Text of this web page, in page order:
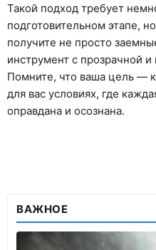
Такой подход требует
подготовительном этапе,
получите не просто
инструмент с прозрачной
Помните, что ваша цель —
для вас условиях, где
оправдана и осознана.
ВАЖНОЕ